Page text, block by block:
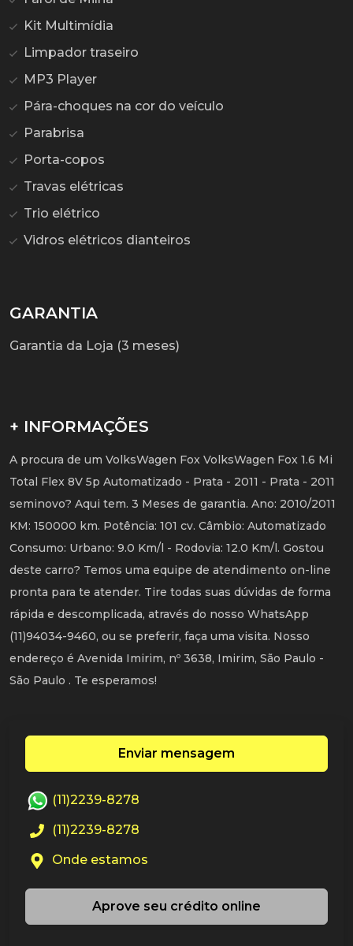
Kit Multimídia
Limpador traseiro
MP3 Player
Pára-choques na cor do veículo
Parabrisa
Porta-copos
Travas elétricas
Trio elétrico
Vidros elétricos dianteiros
GARANTIA
Garantia da Loja (3 meses)
+ INFORMAÇÕES
A procura de um VolksWagen Fox VolksWagen Fox 1.6 Mi
Total Flex 8V 5p Automatizado - Prata - 2011 - Prata - 2011
seminovo? Aqui tem. 3 Meses de garantia. Ano: 2010/2011
KM: 150000 km. Potência: 101 cv. Câmbio: Automatizado
Consumo: Urbano: 9.0 Km/l - Rodovia: 12.0 Km/l. Gostou
deste carro? Temos uma equipe de atendimento on-line
pronta para te atender. Tire todas suas dúvidas de forma
rápida e descomplicada, através do nosso WhatsApp
(11)94034-9460, ou se preferir, faça uma visita. Nosso
endereço é Avenida Imirim, nº 3638, Imirim, São Paulo -
São Paulo . Te esperamos!
Enviar mensagem
(11)2239-8278
(11)2239-8278
Onde estamos
Aprove seu crédito online